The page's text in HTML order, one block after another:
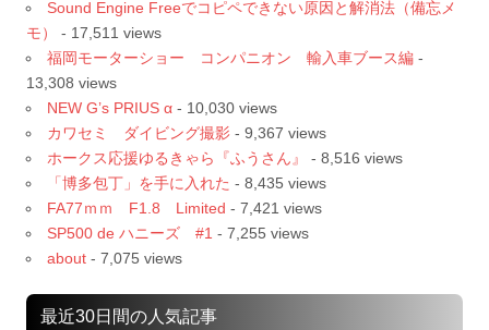
Sound Engine Freeでコピペできない原因と解消法（備忘メ
モ）
- 17,511 views
福岡モーターショー コンパニオン 輸入車ブース編 -
13,308 views
NEW G’s PRIUS α - 10,030 views
カワセミ ダイビング撮影 - 9,367 views
ホークス応援ゆるきゃら『ふうさん』
- 8,516 views
「博多包丁」を手に入れた - 8,435 views
FA77ｍｍ F1.8 Limited - 7,421 views
SP500 de ハニーズ #1 - 7,255 views
about - 7,075 views
最近30日間の人気記事